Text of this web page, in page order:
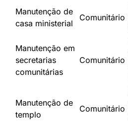
Manutenção de
casa ministerial
Comunitário
Manutenção em
secretarias
comunitárias
Comunitário
Manutenção de
templo
Comunitário